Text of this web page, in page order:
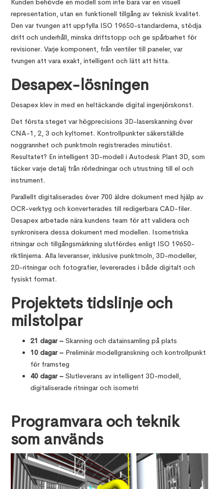
Kunden behövde en modell som inte bara var en visuell
representation, utan en funktionell tillgång av teknisk kvalitet.
Den var tvungen att uppfylla ISO 19650-standarderna, stödja
drift och underhåll, minska driftstopp och ge spårbarhet för
revisioner. Varje komponent, från ventiler till paneler, var
tvungen att vara exakt, intelligent och lätt att hitta.
Desapex-lösningen
Desapex klev in med en heltäckande digital ingenjörskonst.
Det första steget var högprecisions 3D-laserskanning över
CNA-1, 2, 3 och kyltornet. Kontrollpunkter säkerställde
noggrannhet och punktmoln registrerades minutiöst.
Resultatet? En intelligent 3D-modell i Autodesk Plant 3D, som
täcker varje detalj från rörledningar och utrustning till el och
instrument.
Parallellt digitaliserades över 700 äldre dokument med hjälp av
OCR-verktyg och konverterades till redigerbara CAD-filer.
Desapex arbetade nära kundens team för att validera och
synkronisera dessa dokument med modellen. Isometriska
ritningar och tillgångsmärkning slutfördes enligt ISO 19650-
riktlinjerna. Alla leveranser, inklusive punktmoln, 3D-modeller,
2D-ritningar och fotografier, levererades i både digitalt och
fysiskt format.
Projektets tidslinje och
milstolpar
21 dagar – Skanning och datainsamling på plats
10 dagar – Preliminär modellgranskning och kontrollpunkt
för framsteg
40 dagar – Slutleverans av intelligent 3D-modell,
digitaliserade ritningar och isometri
Programvara och teknik
som används